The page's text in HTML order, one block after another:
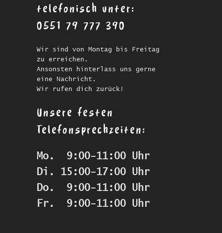
telefonisch unter:
0551 79 777 390
Wir sind von Montag bis Freitag
zu erreichen.
Ansonsten hinterlass uns gerne
eine Nachricht.
Wir rufen dich zurück!
Unsere festen
Telefonsprechzeiten:
Mo.  9:00-11:00 Uhr
Di. 15:00-17:00 Uhr
Do.  9:00-11:00 Uhr
Fr.  9:00-11:00 Uhr